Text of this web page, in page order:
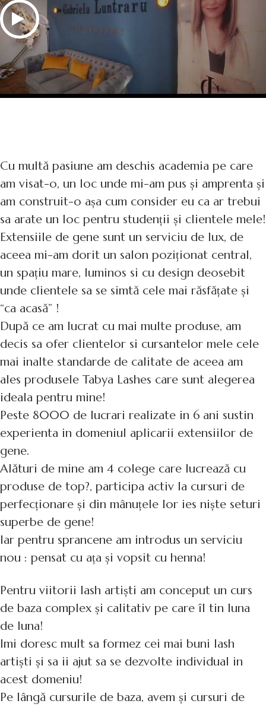
Cu multă pasiune am deschis academia pe care
am visat-o, un loc unde mi-am pus și amprenta și
am construit-o așa cum consider eu ca ar trebui
sa arate un loc pentru studenții și clientele mele!
Extensiile de gene sunt un serviciu de lux, de
aceea mi-am dorit un salon poziționat central,
un spațiu mare, luminos si cu design deosebit
unde clientele sa se simtă cele mai răsfățate și
“ca acasă” !
După ce am lucrat cu mai multe produse, am
decis sa ofer clientelor si cursantelor mele cele
mai inalte standarde de calitate de aceea am
ales produsele Tabya Lashes care sunt alegerea
ideala pentru mine!
Peste 8000 de lucrari realizate in 6 ani sustin
experienta in domeniul aplicarii extensiilor de
gene.
Alături de mine am 4 colege care lucrează cu
produse de top?, participa activ la cursuri de
perfecționare și din mânuțele lor ies niște seturi
superbe de gene!
Iar pentru sprancene am introdus un serviciu
nou : pensat cu ața și vopsit cu henna!
Pentru viitorii lash artiști am conceput un curs
de baza complex și calitativ pe care îl tin luna
de luna!
Imi doresc mult sa formez cei mai buni lash
artiști și sa ii ajut sa se dezvolte individual in
acest domeniu!
Pe lângă cursurile de baza, avem și cursuri de